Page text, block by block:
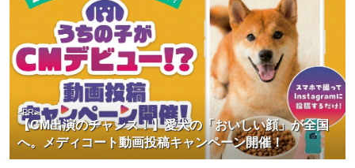
【CM出演のチャンス！】愛犬の「おいしい顔」が全国
へ。メディコート動画投稿キャンペーン開催！
<PR>